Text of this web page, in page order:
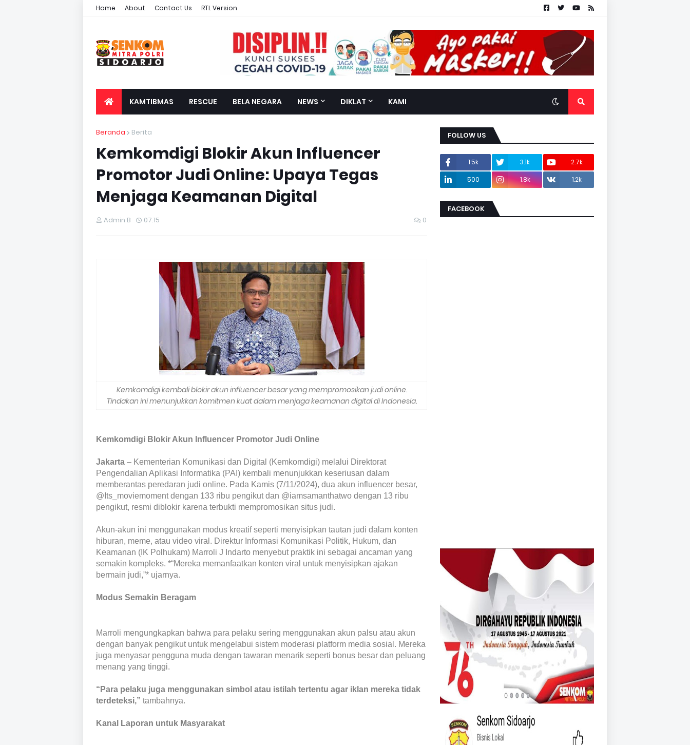
Home About Contact Us RTL Version
KAMTIBMAS RESCUE BELA NEGARA NEWS DIKLAT KAMI
Beranda Berita
Kemkomdigi Blokir Akun Influencer
Promotor Judi Online: Upaya Tegas
Menjaga Keamanan Digital
Admin B 07.15 0
Kemkomdigi kembali blokir akun influencer besar yang mempromosikan judi online.
Tindakan ini menunjukkan komitmen kuat dalam menjaga keamanan digital di Indonesia.
Kemkomdigi Blokir Akun Influencer Promotor Judi Online
Jakarta – Kementerian Komunikasi dan Digital (Kemkomdigi) melalui Direktorat
Pengendalian Aplikasi Informatika (PAI) kembali menunjukkan keseriusan dalam
memberantas peredaran judi online. Pada Kamis (7/11/2024), dua akun influencer besar,
@Its_moviemoment dengan 133 ribu pengikut dan @iamsamanthatwo dengan 13 ribu
pengikut, resmi diblokir karena terbukti mempromosikan situs judi.
Akun-akun ini menggunakan modus kreatif seperti menyisipkan tautan judi dalam konten
hiburan, meme, atau video viral. Direktur Informasi Komunikasi Politik, Hukum, dan
Keamanan (IK Polhukam) Marroli J Indarto menyebut praktik ini sebagai ancaman yang
semakin kompleks. *“Mereka memanfaatkan konten viral untuk menyisipkan ajakan
bermain judi,”* ujarnya.
Modus Semakin Beragam
Marroli mengungkapkan bahwa para pelaku sering menggunakan akun palsu atau akun
dengan banyak pengikut untuk mengelabui sistem moderasi platform media sosial. Mereka
juga menyasar pengguna muda dengan tawaran menarik seperti bonus besar dan peluang
menang yang tinggi.
“Para pelaku juga menggunakan simbol atau istilah tertentu agar iklan mereka tidak
terdeteksi,” tambahnya.
Kanal Laporan untuk Masyarakat
FOLLOW US
1.5k 3.1k
2.7k
500
1.8k 1.2k
FACEBOOK